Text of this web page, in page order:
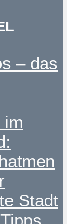
– das
im
Stadt